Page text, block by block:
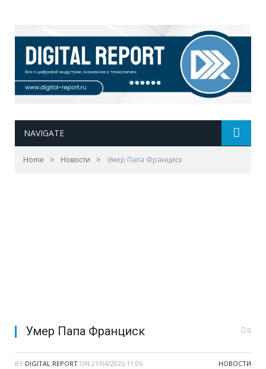
NAVIGATE
Home » Новости » Умер Папа Франциск
Умер Папа Франциск 0
BY DIGITAL REPORT ON 21/04/2025 11:05 НОВОСТИ